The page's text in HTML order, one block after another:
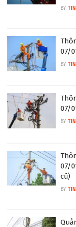
BY TIN
07/
BY TIN
07/
BY TIN
07/
cũ)
BY TIN